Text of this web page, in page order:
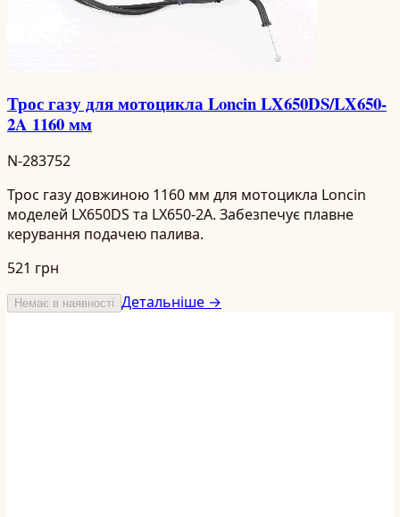
Трос газу для мотоцикла Loncin LX650DS/LX650-
2A 1160 мм
N-283752
Трос газу довжиною 1160 мм для мотоцикла Loncin
моделей LX650DS та LX650-2A. Забезпечує плавне
керування подачею палива.
521 грн
Немає в наявності Детальніше →